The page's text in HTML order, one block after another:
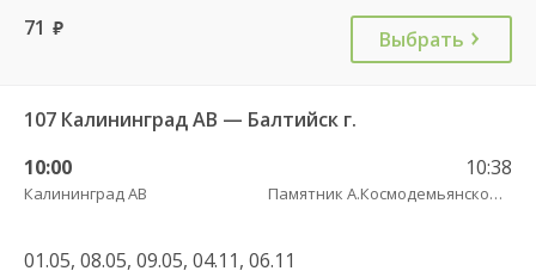
71 руб. Выбрать
107 Калининград АВ — Балтийск г.
10:00
Калининград АВ
10:38
Памятник А.Космодемьянскому(Балтийское шоссе) трасса
01.05, 08.05, 09.05, 04.11, 06.11